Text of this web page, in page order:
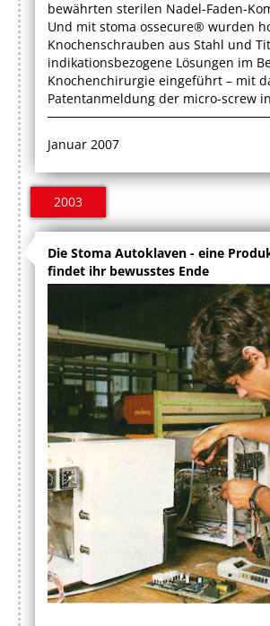
bewährten sterilen Nadel-Faden-
Und mit stoma ossecure® wurden
Knochenschrauben aus Stahl und
indikationsbezogene Lösungen im
Knochenchirurgie eingeführt – mit
Patentanmeldung der micro-screw
Januar 2007
2003
Die Stoma Autoklaven - eine
findet ihr bewusstes Ende